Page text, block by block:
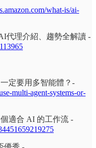
what-is/ai-
代理介紹、趨勢全解讀 -
定要用多智能體？-
multi-agent-systems-or-
適合 AI 的工作流 -